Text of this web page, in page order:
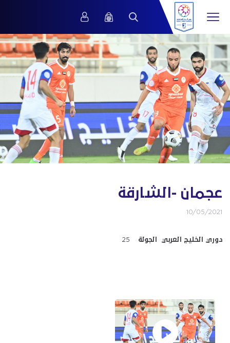
عجمان -الشارقة
10/05/2021
دوري الخليج العربي الجولة 25